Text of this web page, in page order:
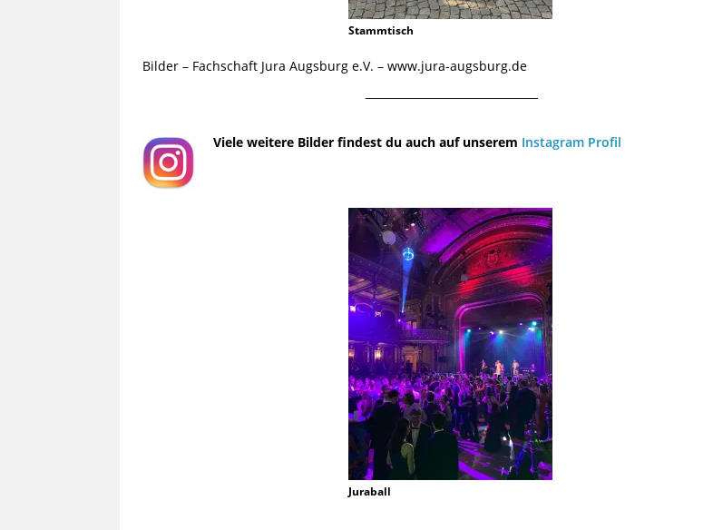
Stammtisch
Bilder – Fachschaft Jura Augsburg e.V. – www.jura-augsburg.de
¯¯¯¯¯¯¯¯¯¯¯¯¯¯¯¯¯¯¯¯¯¯¯¯¯¯¯¯¯¯¯¯¯¯¯¯¯¯
Viele weitere Bilder findest du auch auf unserem Instagram Profil
Juraball